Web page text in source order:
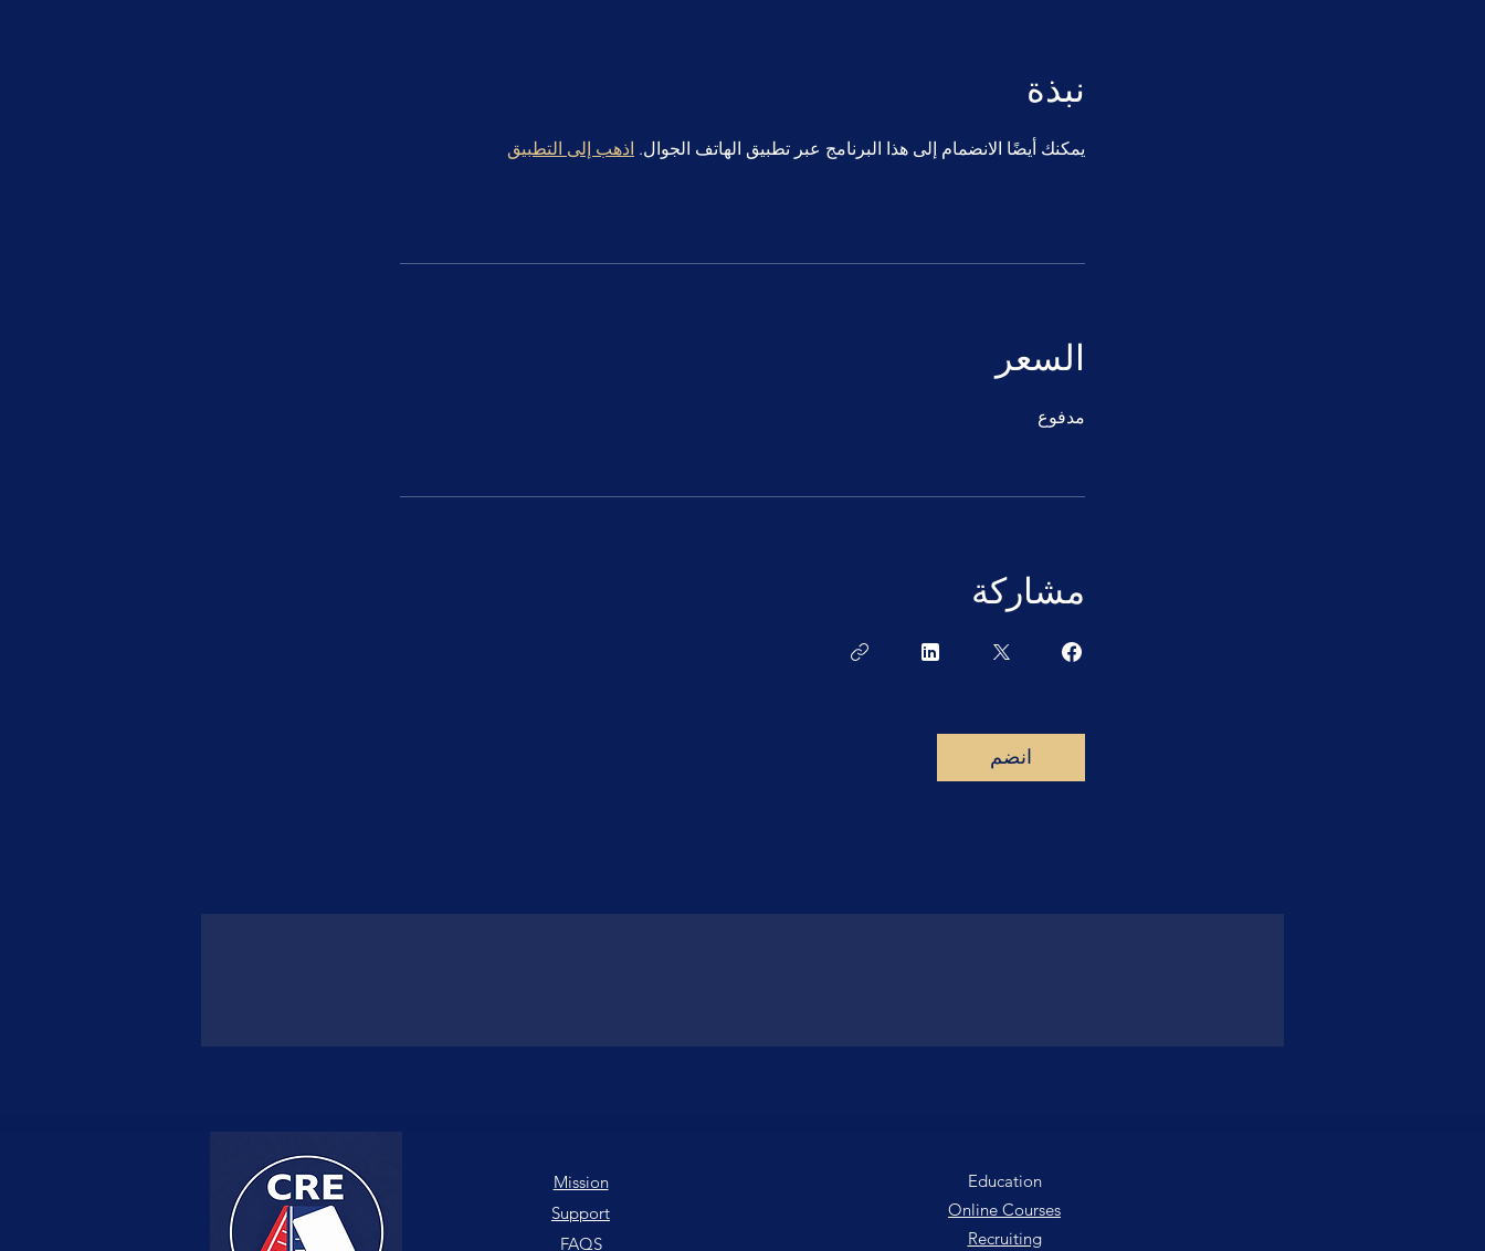
نبذة
يمكنك أيضًا الانضمام إلى هذا البرنامج عبر تطبيق الهاتف الجوال. اذهب إلى التطبيق
السعر
مدفوع
مشاركة
انضم
Mission
Support
FAQS
Education
Online Courses
Recruiting